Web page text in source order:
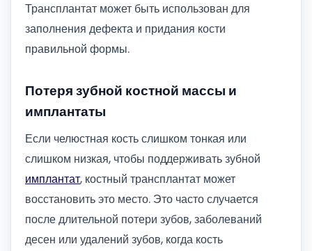
Трансплантат может быть использован для
заполнения дефекта и придания кости
правильной формы.
Потеря зубной костной массы и
имплантаты
Если челюстная кость слишком тонкая или
слишком низкая, чтобы поддерживать зубной
имплантат, костный трансплантат может
восстановить это место. Это часто случается
после длительной потери зубов, заболеваний
десен или удалений зубов, когда кость